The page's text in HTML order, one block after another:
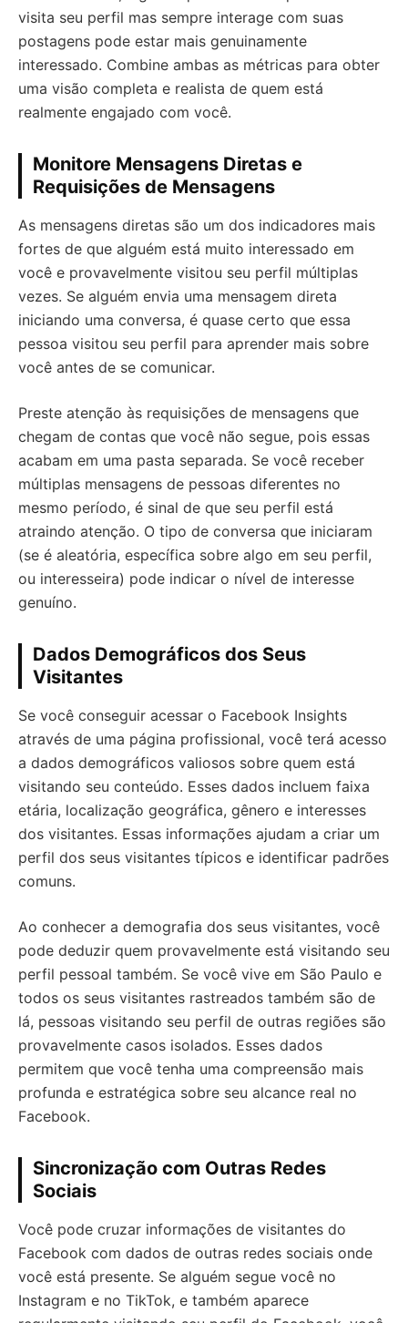
visita seu perfil mas sempre interage com suas
postagens pode estar mais genuinamente
interessado. Combine ambas as métricas para obter
uma visão completa e realista de quem está
realmente engajado com você.
Monitore Mensagens Diretas e
Requisições de Mensagens
As mensagens diretas são um dos indicadores mais
fortes de que alguém está muito interessado em
você e provavelmente visitou seu perfil múltiplas
vezes. Se alguém envia uma mensagem direta
iniciando uma conversa, é quase certo que essa
pessoa visitou seu perfil para aprender mais sobre
você antes de se comunicar.
Preste atenção às requisições de mensagens que
chegam de contas que você não segue, pois essas
acabam em uma pasta separada. Se você receber
múltiplas mensagens de pessoas diferentes no
mesmo período, é sinal de que seu perfil está
atraindo atenção. O tipo de conversa que iniciaram
(se é aleatória, específica sobre algo em seu perfil,
ou interesseira) pode indicar o nível de interesse
genuíno.
Dados Demográficos dos Seus
Visitantes
Se você conseguir acessar o Facebook Insights
através de uma página profissional, você terá acesso
a dados demográficos valiosos sobre quem está
visitando seu conteúdo. Esses dados incluem faixa
etária, localização geográfica, gênero e interesses
dos visitantes. Essas informações ajudam a criar um
perfil dos seus visitantes típicos e identificar padrões
comuns.
Ao conhecer a demografia dos seus visitantes, você
pode deduzir quem provavelmente está visitando seu
perfil pessoal também. Se você vive em São Paulo e
todos os seus visitantes rastreados também são de
lá, pessoas visitando seu perfil de outras regiões são
provavelmente casos isolados. Esses dados
permitem que você tenha uma compreensão mais
profunda e estratégica sobre seu alcance real no
Facebook.
Sincronização com Outras Redes
Sociais
Você pode cruzar informações de visitantes do
Facebook com dados de outras redes sociais onde
você está presente. Se alguém segue você no
Instagram e no TikTok, e também aparece